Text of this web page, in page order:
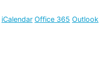
iCalendar Office 365 Outlook